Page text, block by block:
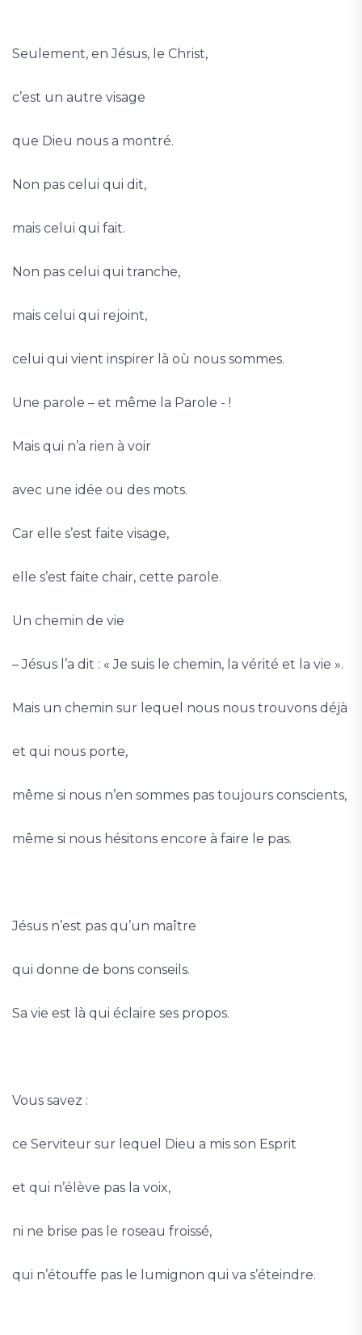
Seulement, en Jésus, le Christ,
c’est un autre visage
que Dieu nous a montré.
Non pas celui qui dit,
mais celui qui fait.
Non pas celui qui tranche,
mais celui qui rejoint,
celui qui vient inspirer là où nous sommes.
Une parole – et même la Parole - !
Mais qui n’a rien à voir
avec une idée ou des mots.
Car elle s’est faite visage,
elle s’est faite chair, cette parole.
Un chemin de vie
– Jésus l’a dit : « Je suis le chemin, la vérité et la vie ».
Mais un chemin sur lequel nous nous trouvons déjà
et qui nous porte,
même si nous n’en sommes pas toujours conscients,
même si nous hésitons encore à faire le pas.
Jésus n’est pas qu’un maître
qui donne de bons conseils.
Sa vie est là qui éclaire ses propos.
Vous savez :
ce Serviteur sur lequel Dieu a mis son Esprit
et qui n’élève pas la voix,
ni ne brise pas le roseau froissé,
qui n’étouffe pas le lumignon qui va s’éteindre.